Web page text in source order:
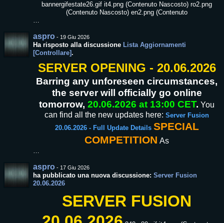
bannergifestate26.gif it4.png (Contenuto Nascosto) ro2.png
(Contenuto Nascosto) en2.png (Contenuto
…
aspro - 19 Giu 2026
Ha risposto alla discussione Lista Aggiornamenti
[Controllare].
SERVER OPENING - 20.06.2026
Barring any unforeseen circumstances,
the server will officially go online
tomorrow, 20.06.2026 at 13:00 CET. You
can find all the new updates here: Server Fusion
20.06.2026 - Full Update Details SPECIAL
COMPETITION As
…
aspro - 17 Giu 2026
ha pubblicato una nuova discussione: Server Fusion
20.06.2026
SERVER FUSION